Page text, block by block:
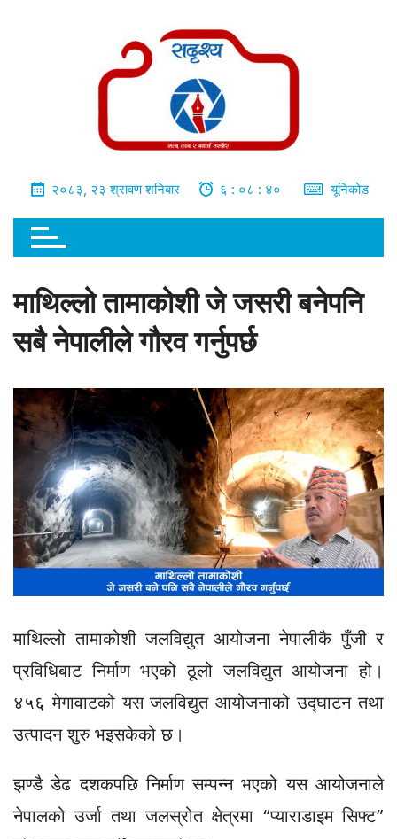
२०८३, २३ श्रावण शनिबार ६ : ०८ : ४१ यूनिकोड
माथिल्लो तामाकोशी जे जसरी बनेपनि
सबै नेपालीले गौरव गर्नुपर्छ
माथिल्लो तामाकोशी जलविद्युत आयोजना नेपालीकै पुँजी र
प्रविधिबाट निर्माण भएको ठूलो जलविद्युत आयोजना हो।
४५६ मेगावाटको यस जलविद्युत आयोजनाको उद्घाटन तथा
उत्पादन शुरु भइसकेको छ।
झण्डै डेढ दशकपछि निर्माण सम्पन्न भएको यस आयोजनाले
नेपालको उर्जा तथा जलस्रोत क्षेत्रमा “प्याराडाइम सिफ्ट”